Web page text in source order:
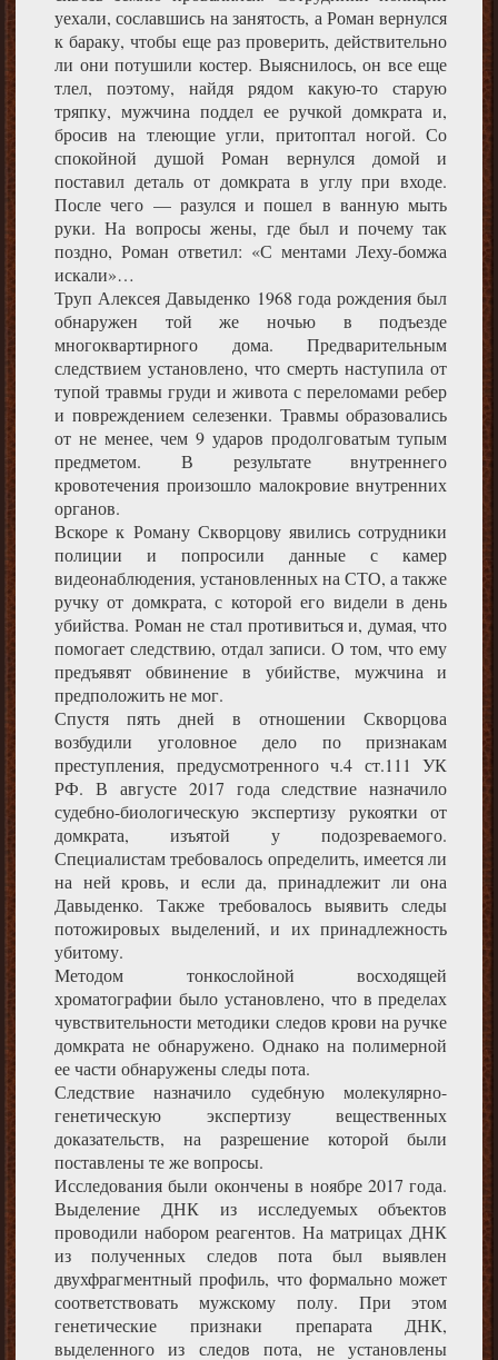
уехали, сославшись на занятость, а Роман вернулся
к бараку, чтобы еще раз проверить, действительно
ли они потушили костер. Выяснилось, он все еще
тлел, поэтому, найдя рядом какую-то старую
тряпку, мужчина поддел ее ручкой домкрата и,
бросив на тлеющие угли, притоптал ногой. Со
спокойной душой Роман вернулся домой и
поставил деталь от домкрата в углу при входе.
После чего — разулся и пошел в ванную мыть
руки. На вопросы жены, где был и почему так
поздно, Роман ответил: «С ментами Леху-бомжа
искали»…
Труп Алексея Давыденко 1968 года рождения был
обнаружен той же ночью в подъезде
многоквартирного дома. Предварительным
следствием установлено, что смерть наступила от
тупой травмы груди и живота с переломами ребер
и повреждением селезенки. Травмы образовались
от не менее, чем 9 ударов продолговатым тупым
предметом. В результате внутреннего
кровотечения произошло малокровие внутренних
органов.
Вскоре к Роману Скворцову явились сотрудники
полиции и попросили данные с камер
видеонаблюдения, установленных на СТО, а также
ручку от домкрата, с которой его видели в день
убийства. Роман не стал противиться и, думая, что
помогает следствию, отдал записи. О том, что ему
предъявят обвинение в убийстве, мужчина и
предположить не мог.
Спустя пять дней в отношении Скворцова
возбудили уголовное дело по признакам
преступления, предусмотренного ч.4 ст.111 УК
РФ. В августе 2017 года следствие назначило
судебно-биологическую экспертизу рукоятки от
домкрата, изъятой у подозреваемого.
Специалистам требовалось определить, имеется ли
на ней кровь, и если да, принадлежит ли она
Давыденко. Также требовалось выявить следы
потожировых выделений, и их принадлежность
убитому.
Методом тонкослойной восходящей
хроматографии было установлено, что в пределах
чувствительности методики следов крови на ручке
домкрата не обнаружено. Однако на полимерной
ее части обнаружены следы пота.
Следствие назначило судебную молекулярно-
генетическую экспертизу вещественных
доказательств, на разрешение которой были
поставлены те же вопросы.
Исследования были окончены в ноябре 2017 года.
Выделение ДНК из исследуемых объектов
проводили набором реагентов. На матрицах ДНК
из полученных следов пота был выявлен
двухфрагментный профиль, что формально может
соответствовать мужскому полу. При этом
генетические признаки препарата ДНК,
выделенного из следов пота, не установлены